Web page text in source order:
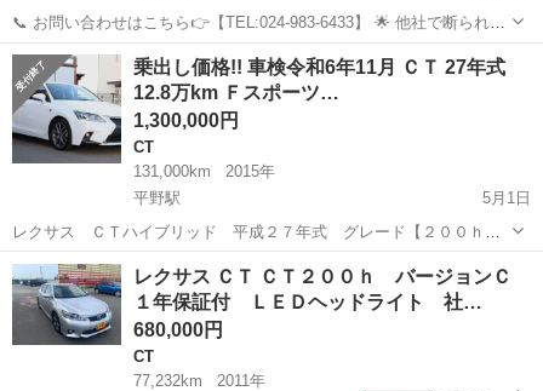
📞 お問い合わせはこちら👉【TEL:024-983-6433】 🌟 他社で断られた
方、オトロンがお助けします 🌟 💰 今なら自社ローン金利ゼロ％でク
ルマGET 💰 👇 クルマ詳細はこちら 👇 🔗https:/...
福島 いわき市 CT オトロン
乗出し価格!! 車検令和6年11月 ＣＴ 27年式
12.8万km Ｆスポーツ…
1,300,000円
CT
131,000km
2015年
平野駅
5月1日
レクサス ＣＴハイブリッド 平成２７年式 グレード【２００ｈ
Ｆスポーツ】パール（０８３） 車検令和6年11月まで！！ 令和４年度
自動車税、リサイクル券、自賠責保険、重量税など全ての費用が込み
になります。 福島、郡山、...
福島 福島市 平野駅
レクサス ＣＴ ＣＴ２００ｈ バージョンＣ
１年保証付 ＬＥＤヘッドライト 社…
680,000円
CT
77,232km
2011年